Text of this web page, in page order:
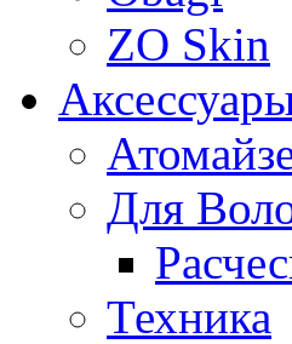
ZO Skin
Для
Техника